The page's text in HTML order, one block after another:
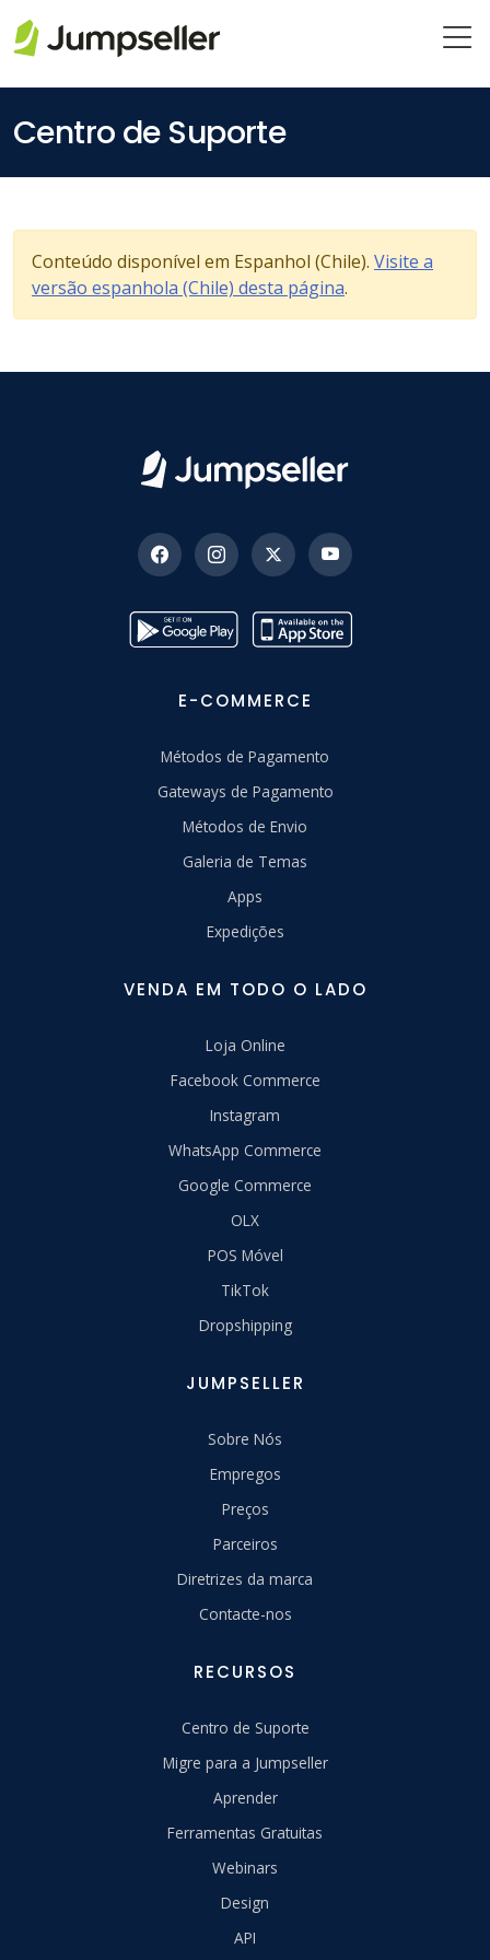
Centro de Suporte
Conteúdo disponível em Espanhol (Chile). Visite a
versão espanhola (Chile) desta página.
E-COMMERCE
Métodos de Pagamento
Gateways de Pagamento
Métodos de Envio
Galeria de Temas
Apps
Expedições
VENDA EM TODO O LADO
Loja Online
Facebook Commerce
Instagram
WhatsApp Commerce
Google Commerce
OLX
POS Móvel
TikTok
Dropshipping
JUMPSELLER
Sobre Nós
Empregos
Preços
Parceiros
Diretrizes da marca
Contacte-nos
RECURSOS
Centro de Suporte
Migre para a Jumpseller
Aprender
Ferramentas Gratuitas
Webinars
Design
API